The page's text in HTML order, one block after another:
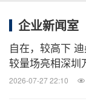
投入运动的女
精准掌控自己
行动家满丹丹
企业新闻室
自在，较高下
较量场亮相深圳
2026-07-27 22:10